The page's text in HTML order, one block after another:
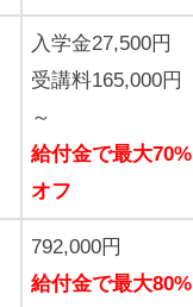
入学金27,500円
受講料165,000円
～
給付金で最大70%
オフ
792,000円
給付金で最大80%